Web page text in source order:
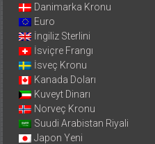
Danimarka Kronu
Euro
İngiliz Sterlini
İsviçre Frangı
İsveç Kronu
Kanada Doları
Kuveyt Dinarı
Norveç Kronu
Suudi Arabistan Riyali
Japon Yeni